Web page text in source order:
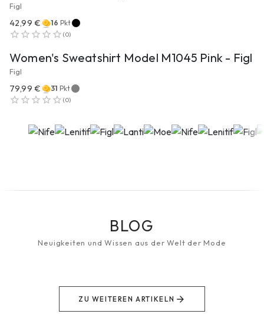
Figl
42,99 € 16 Pkt
(0)
Women's Sweatshirt Model M1045 Pink - Figl
Figl
79,99 € 31 Pkt
(0)
BLOG
Neuigkeiten und Wissen aus der Welt der Mode
ZU WEITEREN ARTIKELN